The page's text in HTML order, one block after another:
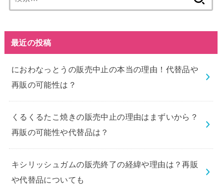
索:
最近の投稿
におわなっとうの販売中止の本当の理由！代替品や
再販の可能性は？
くるくるたこ焼きの販売中止の理由はまずいから？
再販の可能性や代替品は？
キシリッシュガムの販売終了の経緯や理由は？再販
や代替品についても